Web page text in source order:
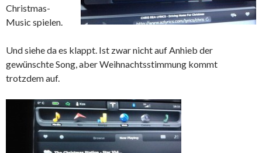
Christmas-
Music spielen.
Und siehe da es klappt. Ist zwar nicht auf Anhieb der
gewünschte Song, aber Weihnachtsstimmung kommt
trotzdem auf.